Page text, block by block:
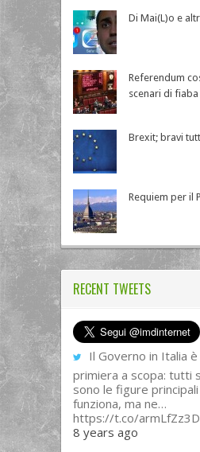
Di Mai(L)o e
Referendum
scenari di fiaba
Brexit; bravi
Requiem per il
RECENT TWEETS
Il Governo in Italia
primiera a scopa: tutti
sono le figure
funziona, ma ne…
https://t.co/
8 years ago